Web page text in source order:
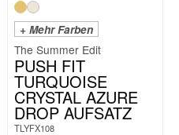
+ Mehr Farben
The Summer Edit
PUSH FIT
TURQUOISE
CRYSTAL AZURE
DROP AUFSATZ
TLYFX108